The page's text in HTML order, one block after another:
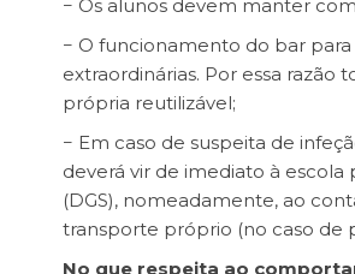
− Os alunos devem manter
− O funcionamento do bar
extraordinárias. Por essa razão
própria reutilizável;
− Em caso de suspeita de
deverá vir de imediato à
(DGS), nomeadamente, ao
transporte próprio (no caso de
No que respeita ao